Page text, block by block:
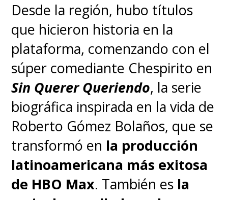
Desde la región, hubo títulos
que hicieron historia en la
plataforma, comenzando con el
súper comediante Chespirito en
Sin Querer Queriendo, la serie
biográfica inspirada en la vida de
Roberto Gómez Bolaños, que se
transformó en la producción
latinoamericana más exitosa
de HBO Max. También es la